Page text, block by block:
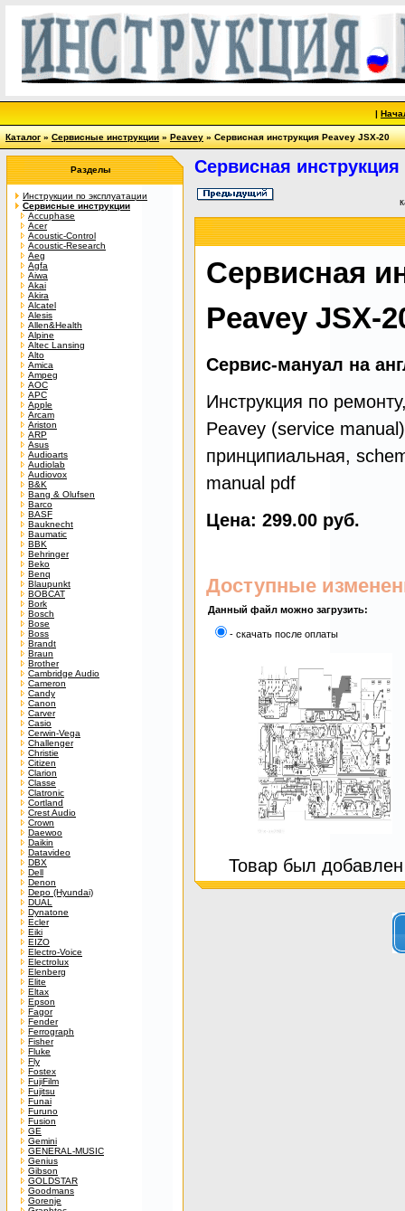
|
Каталог»Сервисные инструкции»Peavey» Сервисная инструкция Peavey JSX-20
Разделы
Инструкции по эксплуатации
Сервисные инструкции
Accuphase
Acer
Acoustic-Control
Acoustic-Research
Aeg
Agfa
Aiwa
Akai
Akira
Alcatel
Alesis
Allen&Health
Alpine
Altec Lansing
Alto
Amica
Ampeg
AOC
APC
Apple
Arcam
Ariston
ARP
Asus
Audioarts
Audiolab
Audiovox
B&K
Bang & Olufsen
Barco
BASF
Bauknecht
Baumatic
BBK
Behringer
Beko
Benq
Blaupunkt
BOBCAT
Bork
Bosch
Bose
Boss
Brandt
Braun
Brother
Cambridge Audio
Cameron
Candy
Canon
Carver
Casio
Cerwin-Vega
Challenger
Christie
Citizen
Clarion
Classe
Clatronic
Cortland
Crest Audio
Crown
Daewoo
Daikin
Datavideo
DBX
Dell
Denon
Depo (Hyundai)
DUAL
Dynatone
Ecler
Eiki
EIZO
Electro-Voice
Electrolux
Elenberg
Elite
Eltax
Epson
Fagor
Fender
Ferrograph
Fisher
Fluke
Fly
Fostex
FujiFilm
Fujitsu
Funai
Furuno
Fusion
GE
Gemini
GENERAL-MUSIC
Genius
Gibson
GOLDSTAR
Goodmans
Gorenje
Сервисная инструкция
Сервисная
Peavey JSX-
Сервис-мануал на
Инструкция по
Peavey (service
принципиальная,
manual pdf
Цена: 299.00 руб.
Доступные
Данный файл можно загрузить:
- скачать после оплаты
Товар был